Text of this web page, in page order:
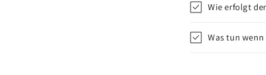
Wie erfolgt
Was tun